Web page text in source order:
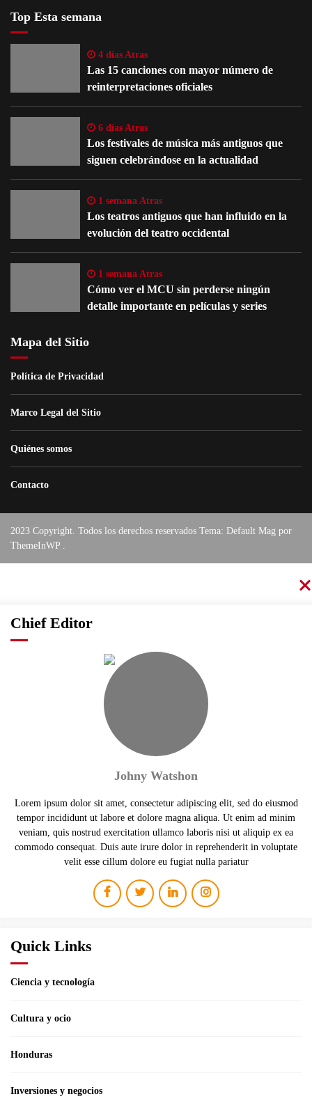
Top Esta semana
4 días Atras
Las 15 canciones con mayor número de
reinterpretaciones oficiales
6 días Atras
Los festivales de música más antiguos que
siguen celebrándose en la actualidad
1 semana Atras
Los teatros antiguos que han influido en la
evolución del teatro occidental
1 semana Atras
Cómo ver el MCU sin perderse ningún
detalle importante en películas y series
Mapa del Sitio
Política de Privacidad
Marco Legal del Sitio
Quiénes somos
Contacto
2023 Copyright. Todos los derechos reservados Tema: Default Mag por
ThemeInWP
Chief Editor
Johny Watshon
Lorem ipsum dolor sit amet, consectetur adipiscing elit, sed do eiusmod
tempor incididunt ut labore et dolore magna aliqua. Ut enim ad minim
veniam, quis nostrud exercitation ullamco laboris nisi ut aliquip ex ea
commodo consequat. Duis aute irure dolor in reprehenderit in voluptate
velit esse cillum dolore eu fugiat nulla pariatur
Quick Links
Ciencia y tecnología
Cultura y ocio
Honduras
Inversiones y negocios